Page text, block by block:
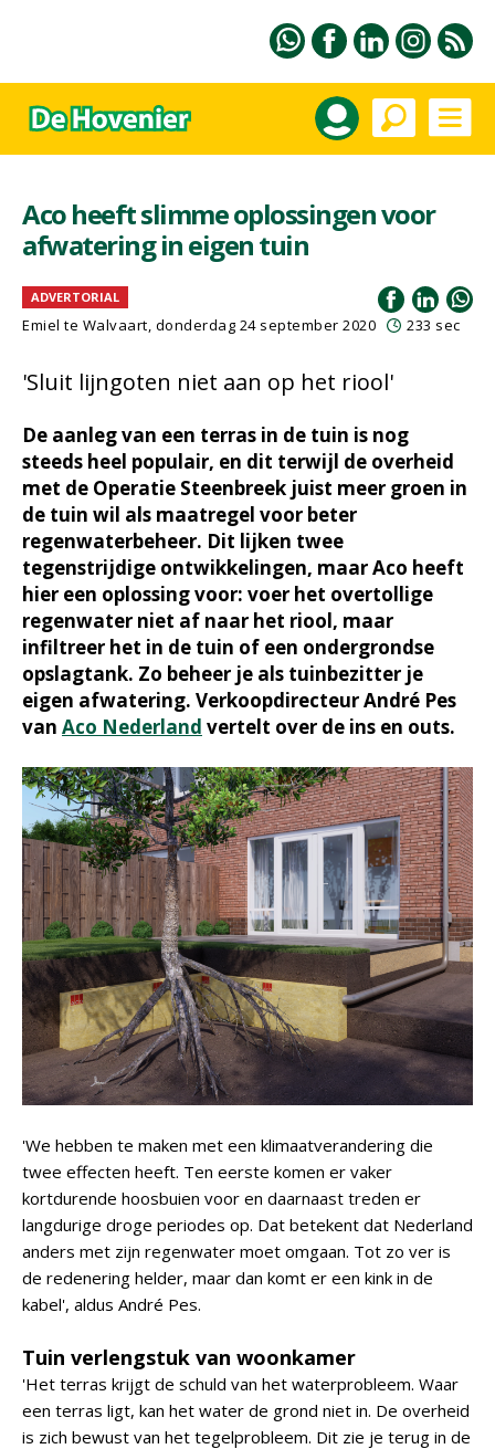
Aco heeft slimme oplossingen voor
afwatering in eigen tuin
ADVERTORIAL
Emiel te Walvaart, donderdag 24 september 2020 233 sec
'Sluit lijngoten niet aan op het riool'
De aanleg van een terras in de tuin is nog
steeds heel populair, en dit terwijl de overheid
met de Operatie Steenbreek juist meer groen in
de tuin wil als maatregel voor beter
regenwaterbeheer. Dit lijken twee
tegenstrijdige ontwikkelingen, maar Aco heeft
hier een oplossing voor: voer het overtollige
regenwater niet af naar het riool, maar
infiltreer het in de tuin of een ondergrondse
opslagtank. Zo beheer je als tuinbezitter je
eigen afwatering. Verkoopdirecteur André Pes
van Aco Nederland vertelt over de ins en outs.
'We hebben te maken met een klimaatverandering die
twee effecten heeft. Ten eerste komen er vaker
kortdurende hoosbuien voor en daarnaast treden er
langdurige droge periodes op. Dat betekent dat Nederland
anders met zijn regenwater moet omgaan. Tot zo ver is
de redenering helder, maar dan komt er een kink in de
kabel', aldus André Pes.
Tuin verlengstuk van woonkamer
'Het terras krijgt de schuld van het waterprobleem. Waar
een terras ligt, kan het water de grond niet in. De overheid
is zich bewust van het tegelprobleem. Dit zie je terug in de